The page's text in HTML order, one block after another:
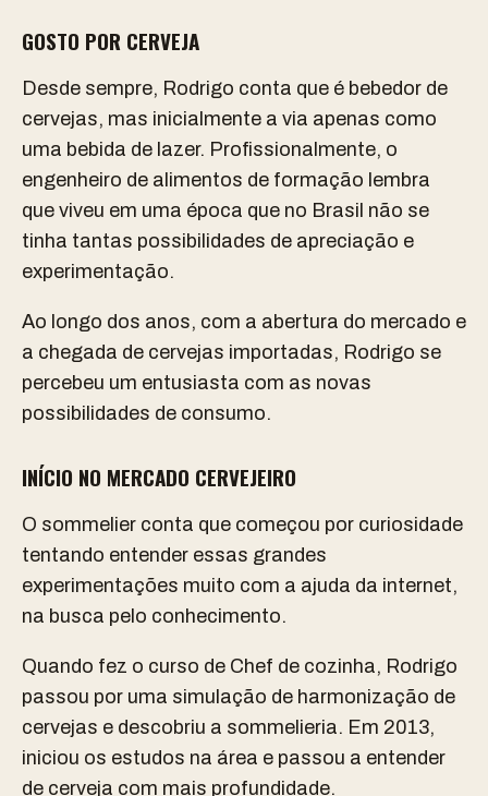
GOSTO POR CERVEJA
Desde sempre, Rodrigo conta que é bebedor de
cervejas, mas inicialmente a via apenas como
uma bebida de lazer. Profissionalmente, o
engenheiro de alimentos de formação lembra
que viveu em uma época que no Brasil não se
tinha tantas possibilidades de apreciação e
experimentação.
Ao longo dos anos, com a abertura do mercado e
a chegada de cervejas importadas, Rodrigo se
percebeu um entusiasta com as novas
possibilidades de consumo.
INÍCIO NO MERCADO CERVEJEIRO
O sommelier conta que começou por curiosidade
tentando entender essas grandes
experimentações muito com a ajuda da internet,
na busca pelo conhecimento.
Quando fez o curso de Chef de cozinha, Rodrigo
passou por uma simulação de harmonização de
cervejas e descobriu a sommelieria. Em 2013,
iniciou os estudos na área e passou a entender
de cerveja com mais profundidade.